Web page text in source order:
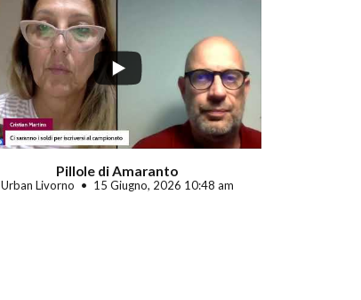
Pillole di Amaranto
Urban Livorno 15 Giugno, 2026 10:48 am